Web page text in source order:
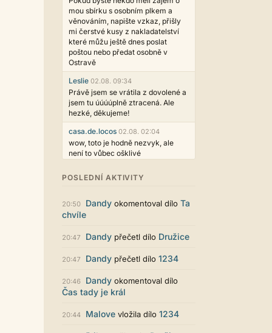
mou sbírku s osobním plkem a
věnováním, napište vzkaz, přišly
mi čerstvé kusy z nakladatelství
které můžu ještě dnes poslat
poštou nebo předat osobně v
Ostravě
Leslie 02.08. 09:34
Právě jsem se vrátila z dovolené a
jsem tu úúúúplně ztracená. Ale
hezké, děkujeme!
casa.de.locos 02.08. 02:04
wow, toto je hodně nezvyk, ale
není to vůbec ošklivé
Jarda468
Už i počet přečtení jde vidět,
myslím také už v pořádku,
perfektní práce :)
Singularis
30.07. 06:19
Líbí se mi tmavá varianta nového
vzhledu. Na některých místech
jsou sice mezi prvky příliš velké
mezery, ale když mě to bude štvát,
určitě to půjde upravit místním
stylem... Celkově je styl dobře
POSLEDNÍ AKTIVITY
20:50 Dandy okomentoval dílo Ta
chvíle
20:47 Dandy přečetl dílo Družice
20:47 Dandy přečetl dílo 1234
20:46 Dandy okomentoval dílo
Čas tady je král
20:44 Malove vložila dílo 1234